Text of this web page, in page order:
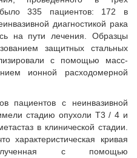
335 пациентов: 172 в
диагностикой рака
на пути лечения. Образцы
защитных стальных
с помощью масс-
ионной расходомерной
пациентов с неинвазивной
стадию опухоли T3 / 4 и
в клинической стадии.
характеристическая кривая
с помощью